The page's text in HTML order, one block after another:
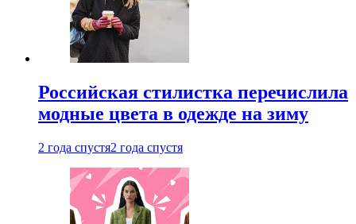
Российская стилистка перечислила
модные цвета в одежде на зиму
2 года спустя2 года спустя